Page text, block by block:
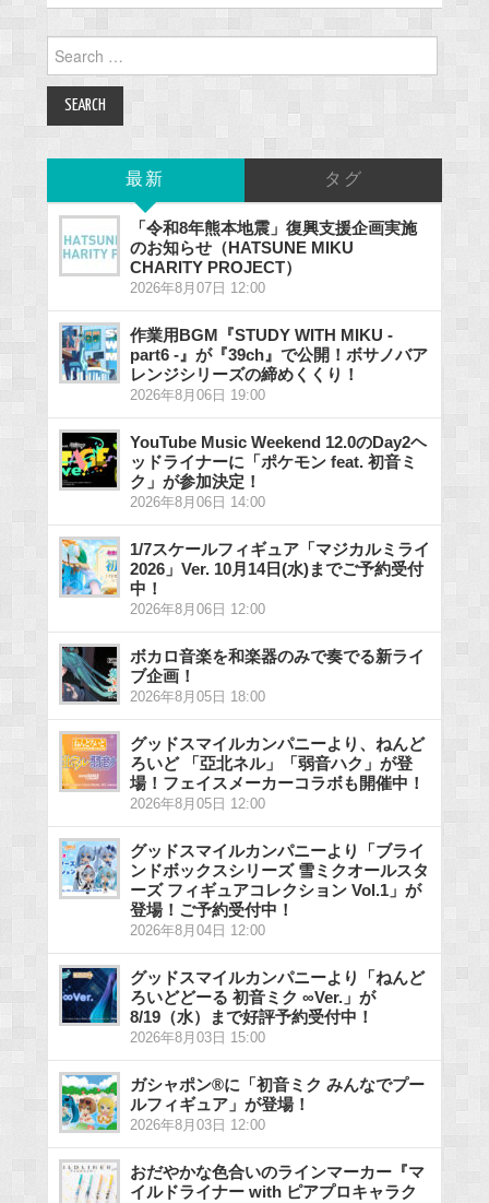
Search
for:
最新 タグ
「令和8年熊本地震」復興支援企画実施
のお知らせ（HATSUNE MIKU
CHARITY PROJECT）
2026年8月07日 12:00
作業用BGM『STUDY WITH MIKU -
part6 -』が『39ch』で公開！ボサノバア
レンジシリーズの締めくくり！
2026年8月06日 19:00
YouTube Music Weekend 12.0のDay2ヘ
ッドライナーに「ポケモン feat. 初音ミ
ク」が参加決定！
2026年8月06日 14:00
1/7スケールフィギュア「マジカルミライ
2026」Ver. 10月14日(水)までご予約受付
中！
2026年8月06日 12:00
ボカロ音楽を和楽器のみで奏でる新ライ
ブ企画！
2026年8月05日 18:00
グッドスマイルカンパニーより、ねんど
ろいど 「亞北ネル」「弱音ハク」が登
場！フェイスメーカーコラボも開催中！
2026年8月05日 12:00
グッドスマイルカンパニーより「ブライ
ンドボックスシリーズ 雪ミクオールスタ
ーズ フィギュアコレクション Vol.1」が
登場！ご予約受付中！
2026年8月04日 12:00
グッドスマイルカンパニーより「ねんど
ろいどどーる 初音ミク ∞Ver.」が
8/19（水）まで好評予約受付中！
2026年8月03日 15:00
ガシャポン®に「初音ミク みんなでプー
ルフィギュア」が登場！
2026年8月03日 12:00
おだやかな色合いのラインマーカー『マ
イルドライナー with ピアプロキャラク